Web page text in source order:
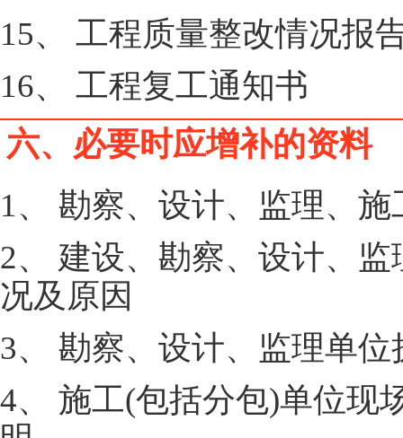
15、 工程质量整改情况报
16、 工程复工通知书
六、必要时应增补的资料
1、 勘察、设计、监理、
2、 建设、勘察、设计、
况及原因
3、 勘察、设计、监理单
4、 施工(包括分包)单位现